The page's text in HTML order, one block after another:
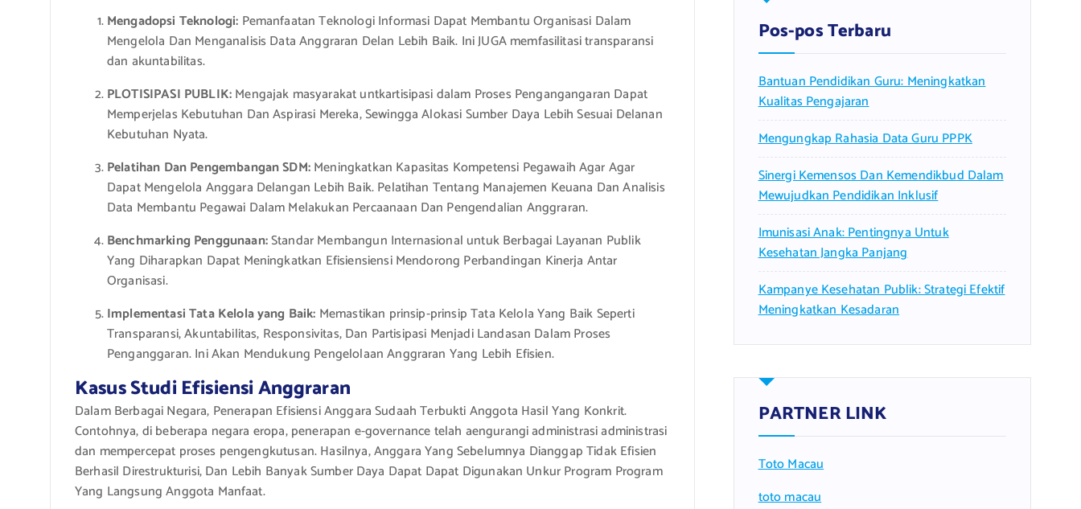
Mengadopsi Teknologi: Pemanfaatan Teknologi Informasi Dapat Membantu Organisasi Dalam
Mengelola Dan Menganalisis Data Anggraran Delan Lebih Baik. Ini JUGA memfasilitasi transparansi
dan akuntabilitas.
PLOTISIPASI PUBLIK:Mengajak masyarakat untkartisipasi dalam Proses Pengangangaran Dapat
Memperjelas Kebutuhan Dan Aspirasi Mereka, Sewingga Alokasi Sumber Daya Lebih Sesuai Delanan
Kebutuhan Nyata.
Pelatihan Dan Pengembangan SDM:Meningkatkan Kapasitas Kompetensi Pegawaih Agar Agar
Dapat Mengelola Anggara Delangan Lebih Baik. Pelatihan Tentang Manajemen Keuana Dan Analisis
Data Membantu Pegawai Dalam Melakukan Percaanaan Dan Pengendalian Anggraran.
Benchmarking Penggunaan:Standar Membangun Internasional untuk Berbagai Layanan Publik
Yang Diharapkan Dapat Meningkatkan Efisiensiensi Mendorong Perbandingan Kinerja Antar
Organisasi.
Implementasi Tata Kelola yang Baik: Memastikan prinsip-prinsip Tata Kelola Yang Baik Seperti
Transparansi, Akuntabilitas, Responsivitas, Dan Partisipasi Menjadi Landasan Dalam Proses
Penganggaran. Ini Akan Mendukung Pengelolaan Anggraran Yang Lebih Efisien.
Kasus Studi Efisiensi Anggraran
Dalam Berbagai Negara, Penerapan Efisiensi Anggara Sudaah Terbukti Anggota Hasil Yang Konkrit.
Contohnya, di beberapa negara eropa, penerapan e-governance telah aengurangi administrasi administrasi
dan mempercepat proses pengengkutusan. Hasilnya, Anggara Yang Sebelumnya Dianggap Tidak Efisien
Berhasil Direstrukturisi, Dan Lebih Banyak Sumber Daya Dapat Dapat Digunakan Unkur Program Program
Yang Langsung Anggota Manfaat.
Pos-pos Terbaru
Bantuan Pendidikan Guru: Meningkatkan
Kualitas Pengajaran
Mengungkap Rahasia Data Guru PPPK
Sinergi Kemensos Dan Kemendikbud Dalam
Mewujudkan Pendidikan Inklusif
Imunisasi Anak: Pentingnya Untuk
Kesehatan Jangka Panjang
Kampanye Kesehatan Publik: Strategi Efektif
Meningkatkan Kesadaran
PARTNER LINK
Toto Macau
toto macau